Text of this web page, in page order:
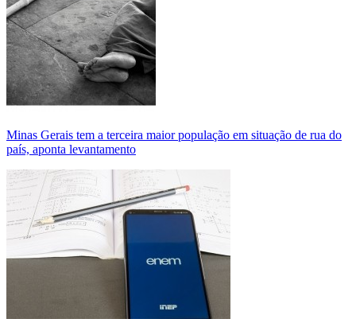
Minas Gerais tem a terceira maior população em situação de rua do
país, aponta levantamento